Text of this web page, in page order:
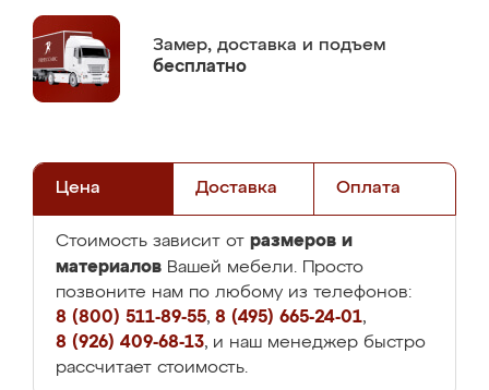
Замер, доставка и подъем
бесплатно
Цена Доставка Оплата
Стоимость зависит от размеров и
материалов Вашей мебели. Просто
позвоните нам по любому из телефонов:
8 (800) 511-89-55, 8 (495) 665-24-01,
8 (926) 409-68-13, и наш менеджер быстро
рассчитает стоимость.